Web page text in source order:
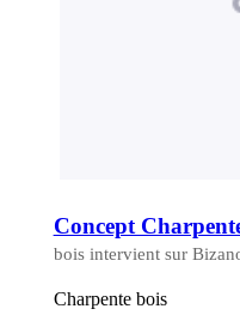
Concept
bois intervient sur
Charpente bois